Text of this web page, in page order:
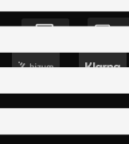
Copyright © 2023